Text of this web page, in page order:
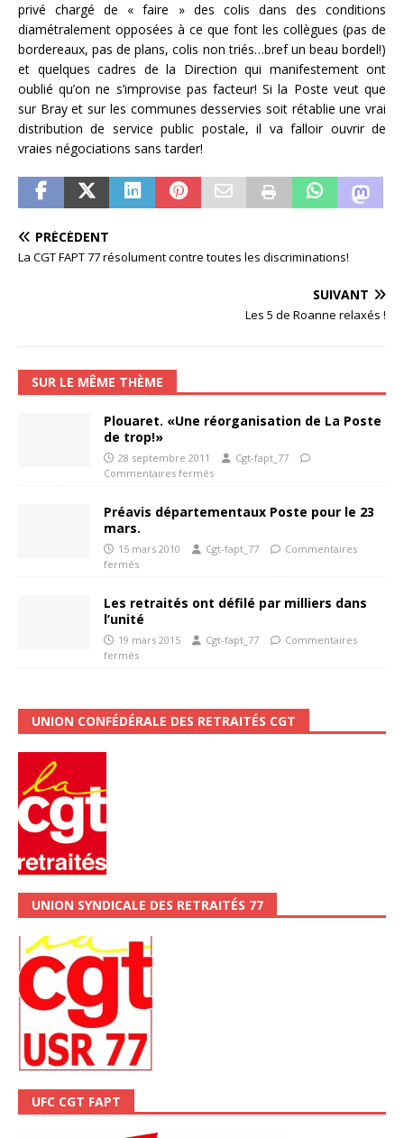
privé chargé de « faire » des colis dans des conditions
diamétralement opposées à ce que font les collègues (pas de
bordereaux, pas de plans, colis non triés…bref un beau bordel!)
et quelques cadres de la Direction qui manifestement ont
oublié qu’on ne s’improvise pas facteur! Si la Poste veut que
sur Bray et sur les communes desservies soit rétablie une vrai
distribution de service public postale, il va falloir ouvrir de
vraies négociations sans tarder!
PRÉCÉDENT
La CGT FAPT 77 résolument contre toutes les discriminations!
SUIVANT
Les 5 de Roanne relaxés !
SUR LE MÊME THÈME
Plouaret. «Une réorganisation de La Poste
de trop!»
28 septembre 2011
Cgt-fapt_77
Commentaires fermés
Préavis départementaux Poste pour le 23
mars.
15 mars 2010 Cgt-fapt_77
Commentaires
fermés
Les retraités ont défilé par milliers dans
l’unité
19 mars 2015 Cgt-fapt_77
Commentaires
fermés
UNION CONFÉDÉRALE DES RETRAITÉS CGT
UNION SYNDICALE DES RETRAITÉS 77
UFC CGT FAPT